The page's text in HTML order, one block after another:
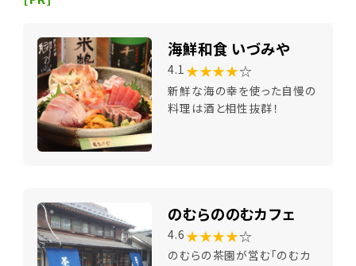
海鮮和食 いづみや
4.1 ★★★★☆
新鮮な海の幸を使った自慢の
料理は酒と相性抜群！
のむらののむカフェ
4.6 ★★★★☆
のむらの茶園が営む「のむカ